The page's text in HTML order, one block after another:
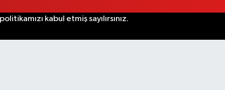
kabul etmiş sayılırsınız.